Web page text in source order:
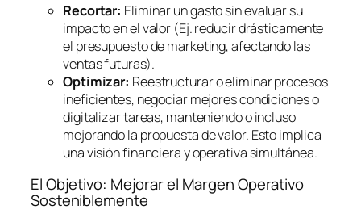
Recortar: Eliminar un gasto sin evaluar su
impacto en el valor (Ej. reducir drásticamente
el presupuesto de marketing, afectando las
ventas futuras).
Optimizar: Reestructurar o eliminar procesos
ineficientes, negociar mejores condiciones o
digitalizar tareas, manteniendo o incluso
mejorando la propuesta de valor. Esto implica
una visión financiera y operativa simultánea.
El Objetivo: Mejorar el Margen Operativo
Sosteniblemente